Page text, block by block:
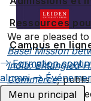
Ressources
Campus en
Formation
alumni
Menu principal
We are pleased
Basel Mission
India: Entangled
Commerce,
volume is co-